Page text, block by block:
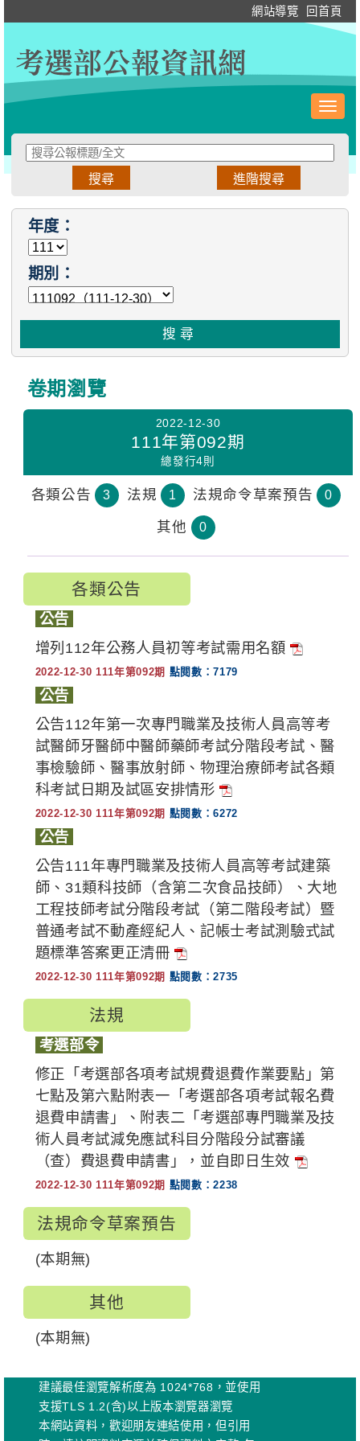
要
內
容
:::
網站導覽 回首頁
年度：
期別：
卷期瀏覽
2022-12-30
111年第092期
總發行4則
各類公告 3 法規 1 法規命令草案預告 0
其他 0
各類公告
公告
增列112年公務人員初等考試需用名額
2022-12-30 111年第092期 點閱數：7179
公告
公告112年第一次專門職業及技術人員高等考
試醫師牙醫師中醫師藥師考試分階段考試、醫
事檢驗師、醫事放射師、物理治療師考試各類
科考試日期及試區安排情形
2022-12-30 111年第092期 點閱數：6272
公告
公告111年專門職業及技術人員高等考試建築
師、31類科技師（含第二次食品技師）、大地
工程技師考試分階段考試（第二階段考試）暨
普通考試不動產經紀人、記帳士考試測驗式試
題標準答案更正清冊
2022-12-30 111年第092期 點閱數：2735
法規
考選部令
修正「考選部各項考試規費退費作業要點」第
七點及第六點附表一「考選部各項考試報名費
退費申請書」、附表二「考選部專門職業及技
術人員考試減免應試科目分階段分試審議
（查）費退費申請書」，並自即日生效
2022-12-30 111年第092期 點閱數：2238
法規命令草案預告
(本期無)
其他
(本期無)
建議最佳瀏覽解析度為 1024*768，並使用
支援TLS 1.2(含)以上版本瀏覽器瀏覽
本網站資料，歡迎朋友連結使用，但引用